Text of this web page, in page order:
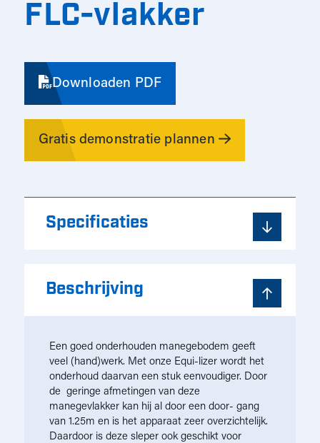
FLC-vlakker
Downloaden PDF
Gratis demonstratie plannen
Specificaties
Beschrijving
Een goed onderhouden manegebodem geeft
veel (hand)werk. Met onze Equi-lizer wordt het
onderhoud daarvan een stuk eenvoudiger. Door
de geringe afmetingen van deze
manegevlakker kan hij al door een door- gang
van 1.25m en is het apparaat zeer overzichtelijk.
Daardoor is deze sleper ook geschikt voor